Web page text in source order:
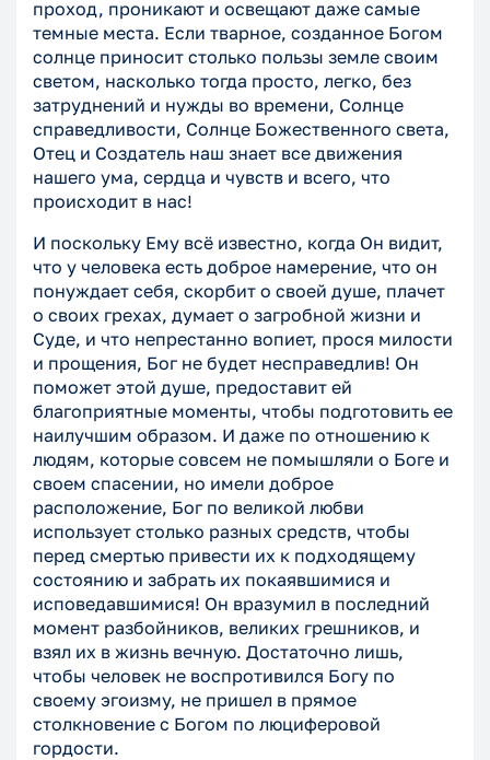
проход, проникают и освещают даже самые
темные места. Если тварное, созданное Богом
солнце приносит столько пользы земле своим
светом, насколько тогда просто, легко, без
затруднений и нужды во времени, Солнце
справедливости, Солнце Божественного света,
Отец и Создатель наш знает все движения
нашего ума, сердца и чувств и всего, что
происходит в нас!
И поскольку Ему всё известно, когда Он видит,
что у человека есть доброе намерение, что он
понуждает себя, скорбит о своей душе, плачет
о своих грехах, думает о загробной жизни и
Суде, и что непрестанно вопиет, прося милости
и прощения, Бог не будет несправедлив! Он
поможет этой душе, предоставит ей
благоприятные моменты, чтобы подготовить ее
наилучшим образом. И даже по отношению к
людям, которые совсем не помышляли о Боге и
своем спасении, но имели доброе
расположение, Бог по великой любви
использует столько разных средств, чтобы
перед смертью привести их к подходящему
состоянию и забрать их покаявшимися и
исповедавшимися! Он вразумил в последний
момент разбойников, великих грешников, и
взял их в жизнь вечную. Достаточно лишь,
чтобы человек не воспротивился Богу по
своему эгоизму, не пришел в прямое
столкновение с Богом по люциферовой
гордости.